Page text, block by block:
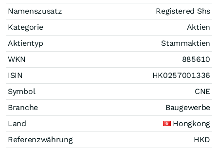
Namenszusatz
Registered Shs
Kategorie
Aktien
Aktientyp
Stammaktien
WKN
885610
ISIN
HK0257001336
Symbol
CNE
Branche
Baugewerbe
Land
Hongkong
Referenzwährung
HKD